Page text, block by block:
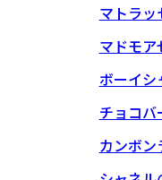
マトラッ
マドモア
ボーイシ
チョコバ
カンボン